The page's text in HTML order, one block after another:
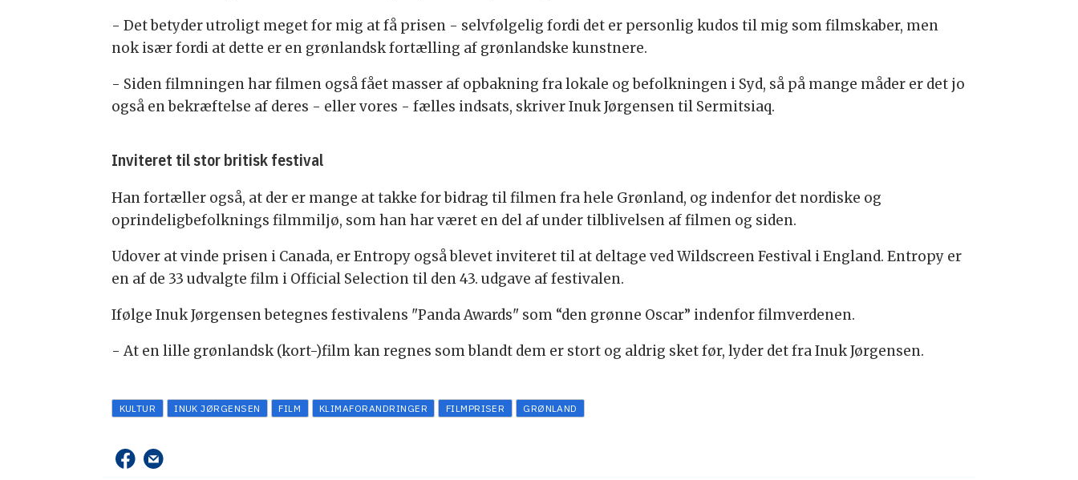
- Det betyder utroligt meget for mig at få prisen - selvfølgelig fordi det er personlig kudos til mig som filmskaber, men
nok især fordi at dette er en grønlandsk fortælling af grønlandske kunstnere.
- Siden filmningen har filmen også fået masser af opbakning fra lokale og befolkningen i Syd, så på mange måder er det jo
også en bekræftelse af deres - eller vores - fælles indsats, skriver Inuk Jørgensen til Sermitsiaq.
Inviteret til stor britisk festival
Han fortæller også, at der er mange at takke for bidrag til filmen fra hele Grønland, og indenfor det nordiske og
oprindeligbefolknings filmmiljø, som han har været en del af under tilblivelsen af filmen og siden.
Udover at vinde prisen i Canada, er Entropy også blevet inviteret til at deltage ved Wildscreen Festival i England. Entropy er
en af de 33 udvalgte film i Official Selection til den 43. udgave af festivalen.
Ifølge Inuk Jørgensen betegnes festivalens "Panda Awards" som “den grønne Oscar” indenfor filmverdenen.
- At en lille grønlandsk (kort-)film kan regnes som blandt dem er stort og aldrig sket før, lyder det fra Inuk Jørgensen.
KULTUR INUK JØRGENSEN FILM KLIMAFORANDRINGER FILMPRISER GRØNLAND